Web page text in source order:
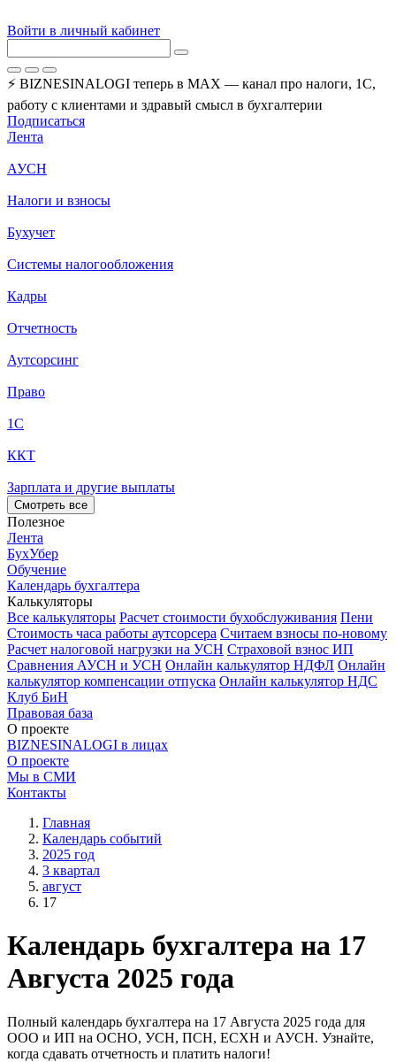
Войти в личный кабинет
⚡ BIZNESINALOGI теперь в MAX — канал про налоги, 1С,
работу с клиентами и здравый смысл в бухгалтерии
Подписаться
Лента
АУСН
Налоги и взносы
Бухучет
Системы налогообложения
Кадры
Отчетность
Аутсорсинг
Право
1С
ККТ
Зарплата и другие выплаты
Смотреть все
Полезное
Лента
БухУбер
Обучение
Календарь бухгалтера
Калькуляторы
Все калькуляторы Расчет стоимости бухобслуживания Пени
Стоимость часа работы аутсорсера Считаем взносы по-новому
Расчет налоговой нагрузки на УСН Страховой взнос ИП
Сравнения АУСН и УСН Онлайн калькулятор НДФЛ Онлайн
калькулятор компенсации отпуска Онлайн калькулятор НДС
Клуб БиН
Правовая база
О проекте
BIZNESINALOGI в лицах
О проекте
Мы в СМИ
Контакты
Главная
Календарь событий
2025 год
3 квартал
август
17
Календарь бухгалтера на 17
Августа 2025 года
Полный календарь бухгалтера на 17 Августа 2025 года для
OOO и ИП на ОСНО, УСН, ПСН, ЕСХН и АУСН. Узнайте,
когда сдавать отчетность и платить налоги!